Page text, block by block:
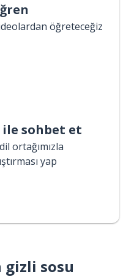
öğreteceğiz
sohbet et
ortağımızla
yap
gizli sosu